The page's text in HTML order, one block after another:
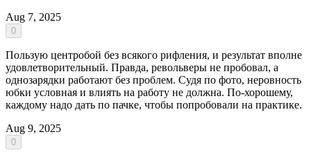
Aug 7, 2025
0
Пользую центробой без всякого рифления, и результат вполне
удовлетворительный. Правда, револьверы не пробовал, а
однозарядки работают без проблем. Судя по фото, неровность
юбки условная и влиять на работу не должна. По-хорошему,
каждому надо дать по пачке, чтобы попробовали на практике.
Aug 9, 2025
0